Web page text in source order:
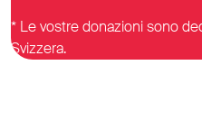
* Le vostre donazioni sono
Svizzera.